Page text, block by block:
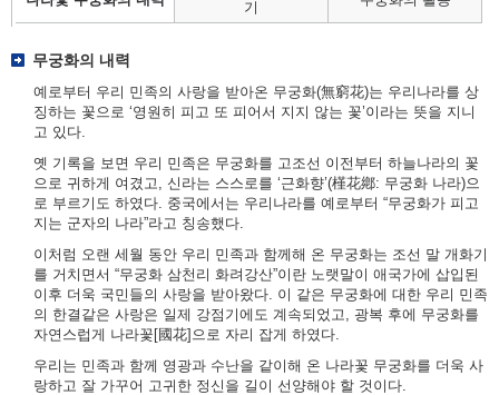
기
무궁화의 내력
예로부터 우리 민족의 사랑을 받아온 무궁화(無窮花)는 우리나라를 상
징하는 꽃으로 ‘영원히 피고 또 피어서 지지 않는 꽃’이라는 뜻을 지니
고 있다.
옛 기록을 보면 우리 민족은 무궁화를 고조선 이전부터 하늘나라의 꽃
으로 귀하게 여겼고, 신라는 스스로를 ‘근화향’(槿花鄕: 무궁화 나라)으
로 부르기도 하였다. 중국에서는 우리나라를 예로부터 “무궁화가 피고
지는 군자의 나라”라고 칭송했다.
이처럼 오랜 세월 동안 우리 민족과 함께해 온 무궁화는 조선 말 개화기
를 거치면서 “무궁화 삼천리 화려강산”이란 노랫말이 애국가에 삽입된
이후 더욱 국민들의 사랑을 받아왔다. 이 같은 무궁화에 대한 우리 민족
의 한결같은 사랑은 일제 강점기에도 계속되었고, 광복 후에 무궁화를
자연스럽게 나라꽃[國花]으로 자리 잡게 하였다.
우리는 민족과 함께 영광과 수난을 같이해 온 나라꽃 무궁화를 더욱 사
랑하고 잘 가꾸어 고귀한 정신을 길이 선양해야 할 것이다.